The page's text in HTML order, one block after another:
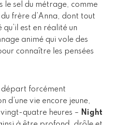
le sel du métrage, comme
frère d’Anna, dont tout
qu’il est en réalité un
animé qui vole des
connaître les pensées
départ forcément
d’une vie encore jeune,
vingt-quatre heures – Night